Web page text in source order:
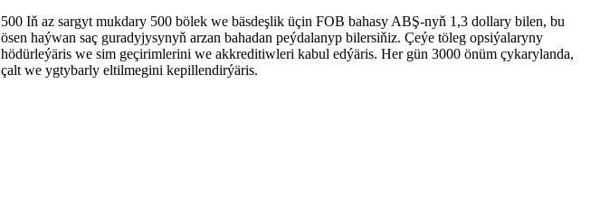
500 Iň az sargyt mukdary 500 bölek we bäsdeşlik üçin FOB bahasy ABŞ-nyň 1,3 dollary bilen, bu
ösen haýwan saç guradyjysynyň arzan bahadan peýdalanyp bilersiňiz. Çeýe töleg opsiýalaryny
hödürleýäris we sim geçirimlerini we akkreditiwleri kabul edýäris. Her gün 3000 önüm çykarylanda,
çalt we ygtybarly eltilmegini kepillendirýäris.